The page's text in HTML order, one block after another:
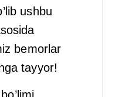
ushbu
bemorlar
tayyor!